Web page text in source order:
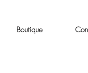
Boutique